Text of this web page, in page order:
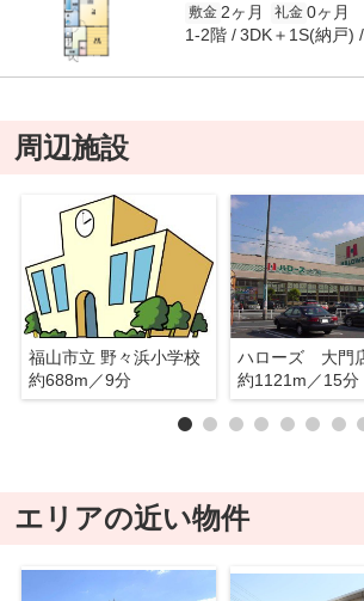
敷金 2ヶ月 礼金 0ヶ月
1-2階 3DK＋1S(納戸)
周辺施設
福山市立 野々浜小学校
約688m／9分
ハローズ 大門
約1121m／15分
エリアの近い物件